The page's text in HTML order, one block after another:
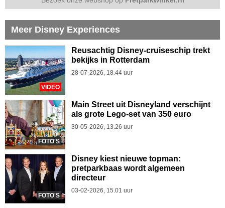
Meer Disney Experiences
VIDEO
Reusachtig Disney-cruiseschip trekt
bekijks in Rotterdam
28-07-2026, 18.44 uur
FOTO'S
Main Street uit Disneyland verschijnt
als grote Lego-set van 350 euro
30-05-2026, 13.26 uur
FOTO'S
Disney kiest nieuwe topman:
pretparkbaas wordt algemeen
directeur
03-02-2026, 15.01 uur